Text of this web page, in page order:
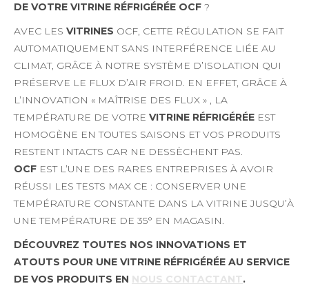
DE VOTRE VITRINE RÉFRIGÉRÉE OCF ?
AVEC LES VITRINES OCF, CETTE RÉGULATION SE FAIT
AUTOMATIQUEMENT SANS INTERFÉRENCE LIÉE AU
CLIMAT, GRÂCE À NOTRE SYSTÈME D’ISOLATION QUI
PRÉSERVE LE FLUX D’AIR FROID. EN EFFET, GRÂCE À
L’INNOVATION « MAÎTRISE DES FLUX » , LA
TEMPÉRATURE DE VOTRE VITRINE RÉFRIGÉRÉE EST
HOMOGÈNE EN TOUTES SAISONS ET VOS PRODUITS
RESTENT INTACTS CAR NE DESSÈCHENT PAS.
OCF EST L’UNE DES RARES ENTREPRISES À AVOIR
RÉUSSI LES TESTS MAX CE : CONSERVER UNE
TEMPÉRATURE CONSTANTE DANS LA VITRINE JUSQU’À
UNE TEMPÉRATURE DE 35° EN MAGASIN.
DÉCOUVREZ TOUTES NOS INNOVATIONS ET
ATOUTS POUR UNE VITRINE RÉFRIGÉRÉE AU SERVICE
DE VOS PRODUITS EN NOUS CONTACTANT.